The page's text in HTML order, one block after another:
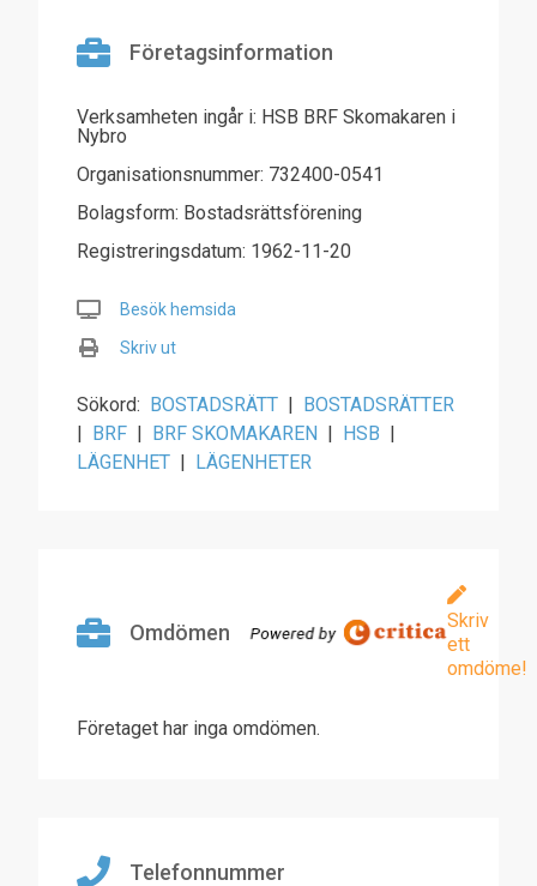
Företagsinformation
Verksamheten ingår i: HSB BRF Skomakaren i
Nybro
Organisationsnummer: 732400-0541
Bolagsform: Bostadsrättsförening
Registreringsdatum: 1962-11-20
Besök hemsida
Skriv ut
Sökord: BOSTADSRÄTT | BOSTADSRÄTTER
| BRF | BRF SKOMAKAREN | HSB |
LÄGENHET | LÄGENHETER
Omdömen
Skriv
ett
omdöme!
Företaget har inga omdömen.
Telefonnummer